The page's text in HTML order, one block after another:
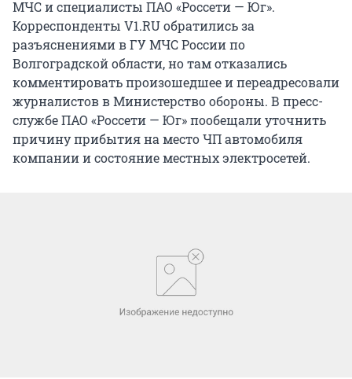
МЧС и специалисты ПАО «Россети — Юг».
Корреспонденты V1.RU обратились за
разъяснениями в ГУ МЧС России по
Волгоградской области, но там отказались
комментировать произошедшее и переадресовали
журналистов в Министерство обороны. В пресс-
службе ПАО «Россети — Юг» пообещали уточнить
причину прибытия на место ЧП автомобиля
компании и состояние местных электросетей.